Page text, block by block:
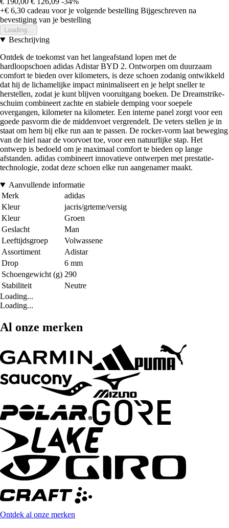
+€ 6,30 cadeau voor je volgende bestelling Bijgeschreven na
bevestiging van je bestelling
Loading...
Beschrijving
Ontdek de toekomst van het langeafstand lopen met de
hardloopschoen adidas Adistar BYD 2. Ontworpen om duurzaam
comfort te bieden over kilometers, is deze schoen zodanig ontwikkeld
dat hij de lichamelijke impact minimaliseert en je helpt sneller te
herstellen, zodat je kunt blijven vooruitgang boeken. De Dreamstrike-
schuim combineert zachte en stabiele demping voor soepele
overgangen, kilometer na kilometer. Een interne panel zorgt voor een
goede pasvorm die de middenvoet vergrendelt. De veters stellen je in
staat om hem bij elke run aan te passen. De rocker-vorm laat beweging
van de hiel naar de voorvoet toe, voor een natuurlijke stap. Het
ontwerp is bedoeld om je maximaal comfort te bieden op lange
afstanden. adidas combineert innovatieve ontwerpen met prestatie-
technologie, zodat deze schoen elke run aangenamer maakt.
Aanvullende informatie
Merk
adidas
Kleur
jacris/grteme/versig
Kleur
Groen
Geslacht
Man
Leeftijdsgroep
Volwassene
Assortiment
Adistar
Drop
6 mm
Schoengewicht (g) 290
Stabiliteit
Neutre
Loading...
Loading...
Al onze merken
Ontdek al onze merken